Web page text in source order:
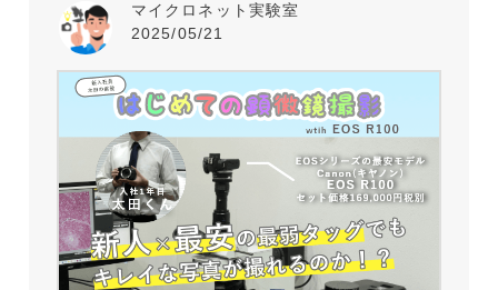
マイクロネット実験室
2025/05/21